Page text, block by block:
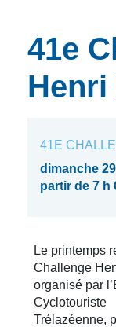
41e
Henri
41E
dimanche
partir de 7 h
Le printemps
Challenge
organisé par
Cyclotouriste
Trélazéenne,